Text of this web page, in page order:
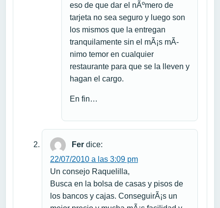
eso de que dar el nÃºmero de
tarjeta no sea seguro y luego son
los mismos que la entregan
tranquilamente sin el mÃ¡s mÃ­
nimo temor en cualquier
restaurante para que se la lleven y
hagan el cargo.
En fin…
Fer dice:
22/07/2010 a las 3:09 pm
Un consejo Raquelilla,
Busca en la bolsa de casas y pisos de
los bancos y cajas. ConseguirÃ¡s un